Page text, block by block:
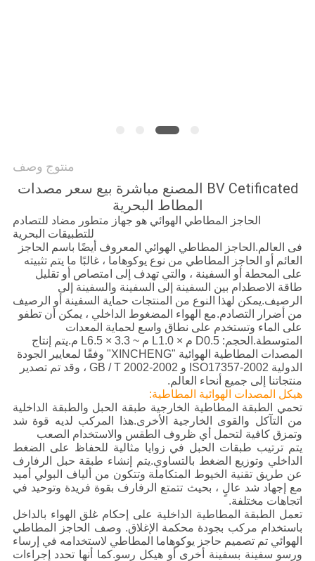
منتوج وصف
BV Cetificated المصنع مباشرة بيع سعر مصدات
المطاط البحرية
الحاجز المطاطي الهوائي هو جهاز متطور مضاد للتصادم
للتطبيقات البحرية
فى العالم.الحاجز المطاطي الهوائي المعروف أيضًا باسم الحاجز
العائم أو الحاجز المطاطي من نوع يوكوهاما ، غالبًا ما يتم تثبيته
على المحطة أو السفينة ، والتي تهدف إلى امتصاص أو تقليل
طاقة الاصطدام بين السفينة إلى السفينة والسفينة إلى
الرصيف.يمكن لهذا النوع من المنتجات حماية السفينة أو الرصيف
من أضرار التصادم.مع الهواء المضغوط الداخلي ، يمكن أن تطفو
على الماء وتستخدم على نطاق واسع لحماية المعدات
المتوسطة.الحجم: D0.5 م × L1.0 م ~ 3.3 × L6.5 م.يتم إنتاج
المصدات المطاطية الهوائية "XINCHENG" وفقًا لمعايير الجودة
الدولية ISO17357-2002 و GB / T 2002-2002 ، وقد تم تصدير
منتجاتنا إلى جميع أنحاء العالم.
هيكل المصدات الهوائية المطاطية:
تحمي الطبقة المطاطية الخارجية طبقة الحبل والطبقة الداخلية
من التآكل والقوى الخارجية الأخرى.هذا المركب لديه قوة شد
وتمزق كافية لتحمل أي ظروف الطقس والاستخدام الصعب
يتم ترتيب طبقات الحبل في زوايا مثالية للحفاظ على الضغط
الداخلي وتوزيع الضغط بالتساوي.يتم إنشاء طبقة حبل الرفارف
عن طريق تقنية الخيوط المتكاملة وتتكون من ألياف البولي أميد
مع إجهاد شد عالٍ ، بحيث تتمتع الرفارف بقوة فريدة وتوحيد في
اتجاهات مختلفة.
تعمل الطبقة المطاطية الداخلية على إحكام غلق الهواء بالداخل
باستخدام مركب بجودة محكمة الإغلاق. وصف الحاجز المطاطي
الهوائي تم تصميم حاجز يوكوهاما المطاطي لاستخدامه في إرساء
ورسو سفينة بسفينة أخرى أو هيكل رسو.كما أنها تحدد إجراءات